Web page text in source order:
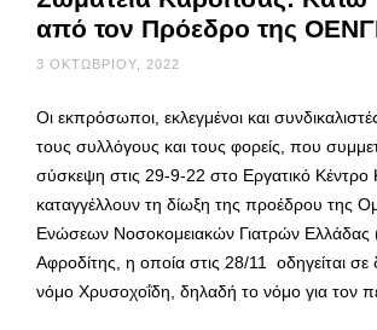
από τον Πρόεδρο της
3 ΟΚΤΩΒΡΊΟΥ, 2022
Οι εκπρόσωποι, εκλεγμένοι και
τους συλλόγους και τους φορείς, που
σύσκεψη στις 29-9-22 στο Εργατικό Κέντρο
καταγγέλλουν τη δίωξη της προέδρου της
Ενώσεων Νοσοκομειακών Γιατρών Ελλάδας
Αφροδίτης, η οποία στις 28/11 οδηγείται σε
νόμο Χρυσοχοΐδη, δηλαδή το νόμο για τον